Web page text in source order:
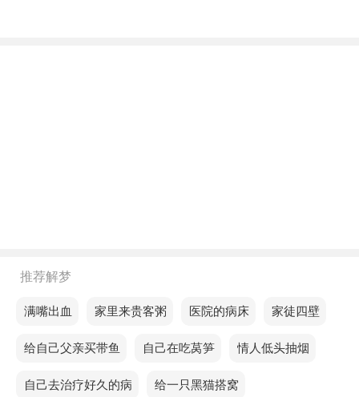
不同的人梦见背部黑色腹部白色的蛇预示着什么？
单身的人梦见背部黑色腹部白色的蛇，预示你近期的
会好起来的。
恋爱的人梦见背部黑色腹部白色的蛇，说明彼此之间
推荐解梦
梦见满嘴出血 梦见家里来贵客粥梦见医院的病床梦见家徒四壁
梦见给自己父亲买带鱼 梦见自己在吃莴笋梦见情人低头抽烟
梦见自己去治疗好久的病梦见给一只黑猫搭窝